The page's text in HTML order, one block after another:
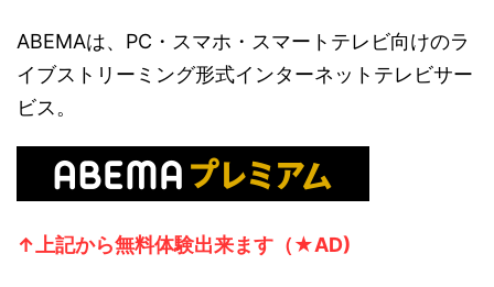
ABEMAは、PC・スマホ・スマートテレビ向けのラ
イブストリーミング形式インターネットテレビサー
ビス。
↑上記から無料体験出来ます（★AD)